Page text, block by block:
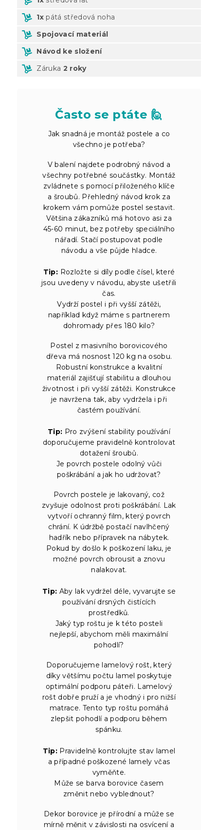
1x pátá středová noha
Spojovací materiál
Návod ke složení
Záruka 2 roky
Často se ptáte 🙋
Jak snadná je montáž postele a co
všechno je potřeba?
V balení najdete podrobný návod a
všechny potřebné součástky. Montáž
zvládnete s pomocí přiloženého klíče
a šroubů. Přehledný návod krok za
krokem vám pomůže postel sestavit.
Většina zákazníků má hotovo asi za
45-60 minut, bez potřeby speciálního
nářadí. Stačí postupovat podle
návodu a vše půjde hladce.
Tip: Rozložte si díly podle čísel, které
jsou uvedeny v návodu, abyste ušetřili
čas.
Vydrží postel i při vyšší zátěži,
například když máme s partnerem
dohromady přes 180 kilo?
Postel z masivního borovicového
dřeva má nosnost 120 kg na osobu.
Robustní konstrukce a kvalitní
materiál zajišťují stabilitu a dlouhou
životnost i při vyšší zátěži. Konstrukce
je navržena tak, aby vydržela i při
častém používání.
Tip: Pro zvýšení stability používání
doporučujeme pravidelně kontrolovat
dotažení šroubů.
Je povrch postele odolný vůči
poškrábání a jak ho udržovat?
Povrch postele je lakovaný, což
zvyšuje odolnost proti poškrábání. Lak
vytvoří ochranný film, který povrch
chrání. K údržbě postačí navlhčený
hadřík nebo přípravek na nábytek.
Pokud by došlo k poškození laku, je
možné povrch obrousit a znovu
nalakovat.
Tip: Aby lak vydržel déle, vyvarujte se
používání drsných čistících
prostředků.
Jaký typ roštu je k této posteli
nejlepší, abychom měli maximální
pohodlí?
Doporučujeme lamelový rošt, který
díky většímu počtu lamel poskytuje
optimální podporu páteři. Lamelový
rošt dobře pruží a je vhodný i pro nižší
matrace. Tento typ roštu pomáhá
zlepšit pohodlí a podporu během
spánku.
Tip: Pravidelně kontrolujte stav lamel
a případné poškozené lamely včas
vyměňte.
Může se barva borovice časem
změnit nebo vyblednout?
Dekor borovice je přírodní a může se
mírně měnit v závislosti na osvícení a